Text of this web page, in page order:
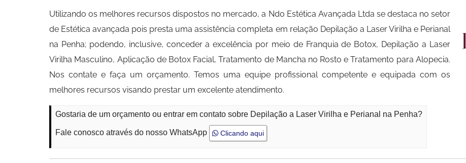
Utilizando os melhores recursos dispostos no mercado, a Ndo Estética Avançada Ltda se destaca no setor
de Estética avançada pois presta uma assistência completa em relação Depilação a Laser Virilha e Perianal
na Penha; podendo, inclusive, conceder a excelência por meio de Franquia de Botox, Depilação a Laser
Virilha Masculino, Aplicação de Botox Facial, Tratamento de Mancha no Rosto e Tratamento para Alopecia.
Nos contate e faça um orçamento. Temos uma equipe profissional competente e equipada com os
melhores recursos visando prestar um excelente atendimento.
Gostaria de um orçamento ou entrar em contato sobre Depilação a Laser Virilha e Perianal na Penha?
Fale conosco através do nosso WhatsApp Clicando aqui